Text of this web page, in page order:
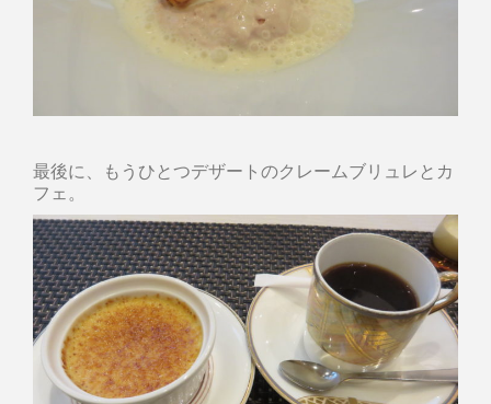
最後に、もうひとつデザートのクレームブリュレとカ
フェ。